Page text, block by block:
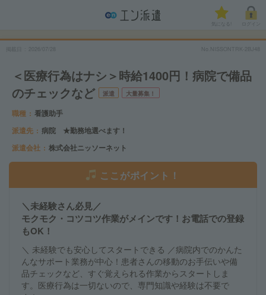
気になる!
No.NISSONTRK-2BJ48
＜医療行為はナシ＞時給1400円！病院で備品
のチェックなど
派遣 大量募集！
職種
看護助手
派遣先
病院 ★勤務地選べます！
派遣会社
株式会社ニッソーネット
ここがポイント！
＼未経験さん必見／
モクモク・コツコツ作業がメインです！お電話での登録
もOK！
＼ 未経験でも安心してスタートできる ／病院内でのかんた
んなサポート業務が中心！患者さんの移動のお手伝いや備
品チェックなど、すぐ覚えられる作業からスタートしま
す。医療行為は一切ないので、専門知識や経験は不要で